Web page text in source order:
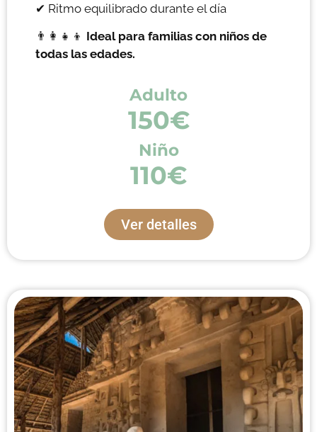
✔ Ritmo equilibrado durante el día
👨‍👩‍👧‍👦 Ideal para familias con niños de
todas las edades.
Adulto
150€
Niño
110€
Ver detalles